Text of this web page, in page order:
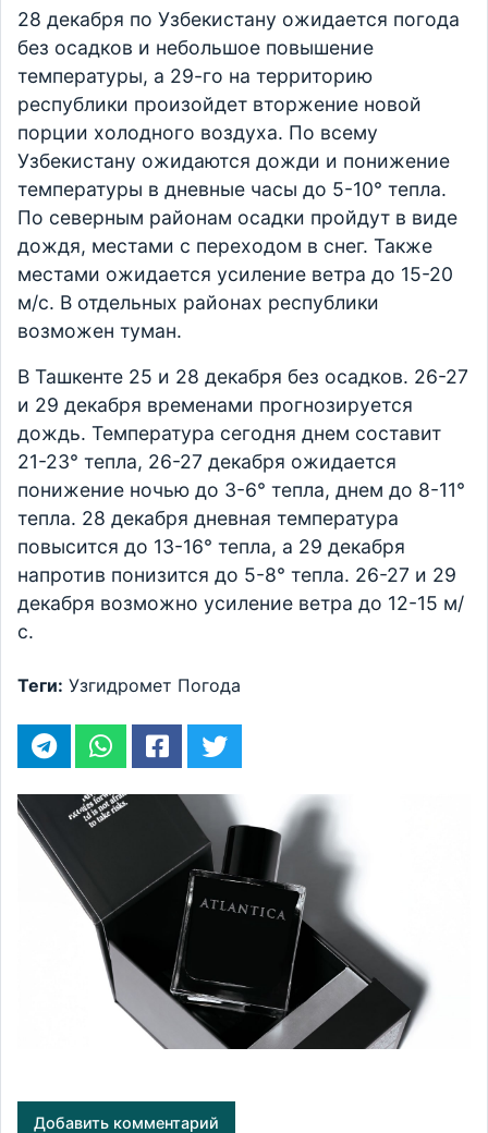
28 декабря по Узбекистану ожидается погода
без осадков и небольшое повышение
температуры, а 29-го на территорию
республики произойдет вторжение новой
порции холодного воздуха. По всему
Узбекистану ожидаются дожди и понижение
температуры в дневные часы до 5-10° тепла.
По северным районам осадки пройдут в виде
дождя, местами с переходом в снег. Также
местами ожидается усиление ветра до 15-20
м/с. В отдельных районах республики
возможен туман.
В Ташкенте 25 и 28 декабря без осадков. 26-27
и 29 декабря временами прогнозируется
дождь. Температура сегодня днем составит
21-23° тепла, 26-27 декабря ожидается
понижение ночью до 3-6° тепла, днем до 8-11°
тепла. 28 декабря дневная температура
повысится до 13-16° тепла, а 29 декабря
напротив понизится до 5-8° тепла. 26-27 и 29
декабря возможно усиление ветра до 12-15 м/
с.
Теги: Узгидромет Погода
Добавить комментарий